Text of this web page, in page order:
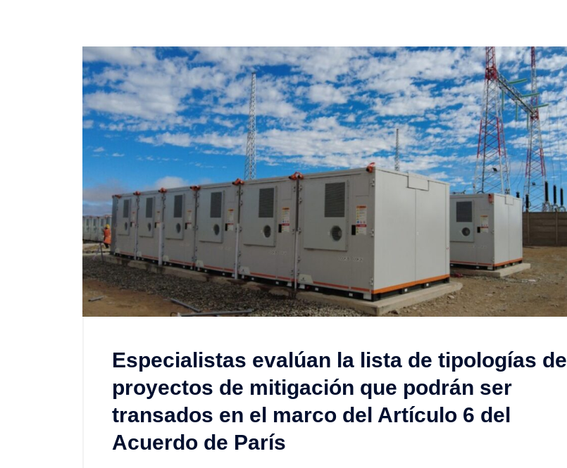
Especialistas evalúan la lista de tipologías de
proyectos de mitigación que podrán ser
transados en el marco del Artículo 6 del
Acuerdo de París